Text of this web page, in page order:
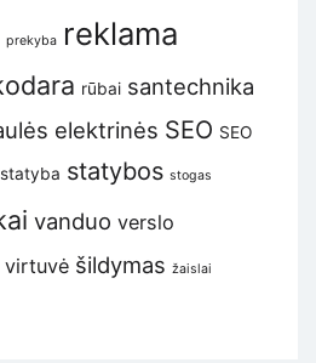
prekyba reklama
rūbai santechnika
elektrinės SEO SEO
statyba statybos stogas
vanduo verslo
virtuvė šildymas žaislai